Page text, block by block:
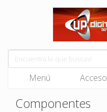
Menú Acceso
Componentes